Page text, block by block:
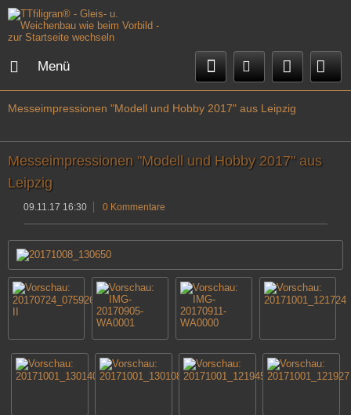
Menü
Messeimpressionen "Modell und Hobby 2017" aus Leipzig
Messeimpressionen "Modell und Hobby 2017" aus
Leipzig
09.11.17 16:30 0 Kommentare